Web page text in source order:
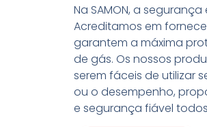
Na SAMON, a
Acreditamos em
garantem a máxima
de gás. Os nossos
serem fáceis de utilizar
ou o desempenho,
e segurança fiável